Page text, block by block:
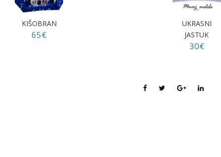
KIŠOBRAN
65€
UKRASNI
JASTUK
30€